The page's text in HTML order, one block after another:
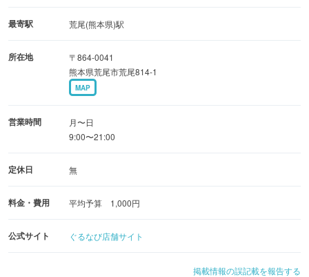
最寄駅 荒尾(熊本県)駅
所在地
〒864-0041
熊本県荒尾市荒尾814-1
MAP
営業時間
月〜日
9:00〜21:00
定休日 無
料金・費用 平均予算 1,000円
公式サイト ぐるなび店舗サイト
掲載情報の誤記載を報告する